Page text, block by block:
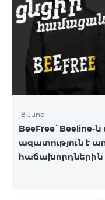
18 June
ազատություն է
հաճախորդներին